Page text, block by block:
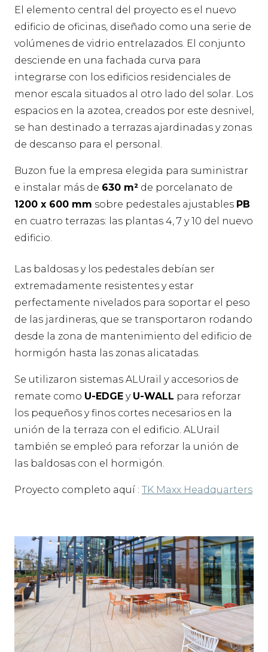
El elemento central del proyecto es el nuevo
edificio de oficinas, diseñado como una serie de
volúmenes de vidrio entrelazados. El conjunto
desciende en una fachada curva para
integrarse con los edificios residenciales de
menor escala situados al otro lado del solar. Los
espacios en la azotea, creados por este desnivel,
se han destinado a terrazas ajardinadas y zonas
de descanso para el personal.
Buzon fue la empresa elegida para suministrar
e instalar más de 630 m² de porcelanato de
1200 x 600 mm sobre pedestales ajustables PB
en cuatro terrazas: las plantas 4, 7 y 10 del nuevo
edificio.
Las baldosas y los pedestales debían ser
extremadamente resistentes y estar
perfectamente nivelados para soportar el peso
de las jardineras, que se transportaron rodando
desde la zona de mantenimiento del edificio de
hormigón hasta las zonas alicatadas.
Se utilizaron sistemas ALUrail y accesorios de
remate como U-EDGE y U-WALL para reforzar
los pequeños y finos cortes necesarios en la
unión de la terraza con el edificio. ALUrail
también se empleó para reforzar la unión de
las baldosas con el hormigón.
Proyecto completo aquí : TK Maxx Headquarters